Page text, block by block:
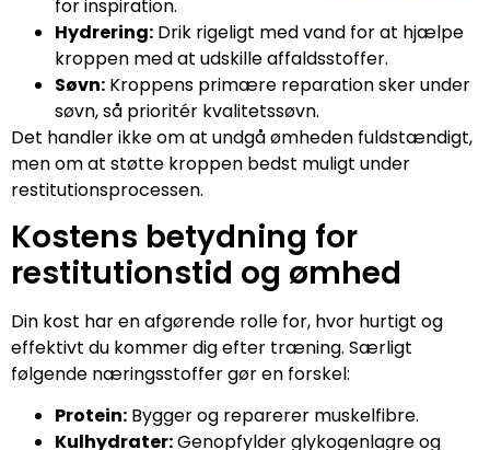
for inspiration.
Hydrering: Drik rigeligt med vand for at hjælpe
kroppen med at udskille affaldsstoffer.
Søvn: Kroppens primære reparation sker under
søvn, så prioritér kvalitetssøvn.
Det handler ikke om at undgå ømheden fuldstændigt,
men om at støtte kroppen bedst muligt under
restitutionsprocessen.
Kostens betydning for
restitutionstid og ømhed
Din kost har en afgørende rolle for, hvor hurtigt og
effektivt du kommer dig efter træning. Særligt
følgende næringsstoffer gør en forskel:
Protein: Bygger og reparerer muskelfibre.
Kulhydrater:Genopfylder glykogenlagre og